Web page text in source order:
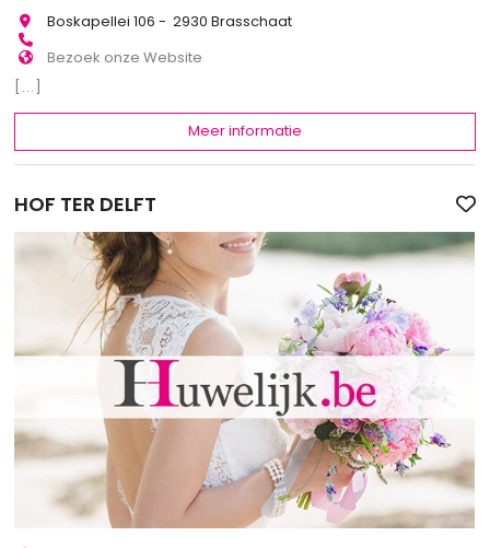
Boskapellei 106 - 2930 Brasschaat
Bezoek onze Website
[...]
Meer informatie
HOF TER DELFT